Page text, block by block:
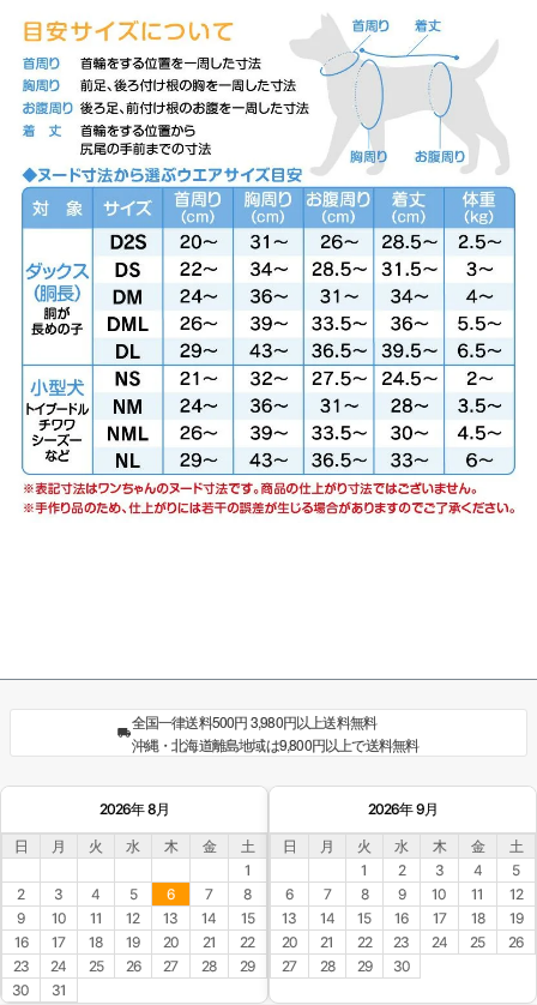
全国一律送料500円 3,980円以上送料無料
沖縄・北海道離島地域は9,800円以上で送料無料
2026年 8月
日 月 火 水 木 金
土
1
2
3 4 5 6 7
8
9
10 11 12 13 14
15
16
17 18 19 20 21
22
23
24 25 26 27 28
29
30
31
2026年 9月
日 月 火 水 木 金
土
1
2 3 4
5
6
7 8 9 10 11
12
13
14 15 16 17 18
19
20
21 22 23 24 25
26
27
28 29 30